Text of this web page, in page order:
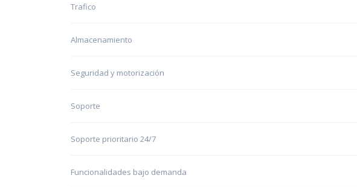
Trafico
Almacenamiento
Seguridad y motorización
Soporte
Soporte prioritario 24/7
Funcionalidades bajo demanda